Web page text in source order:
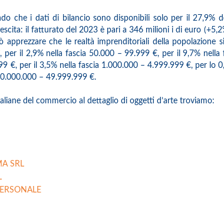
che i dati di bilancio sono disponibili solo per il 27,9%
il fatturato del 2023 è pari a 346 milioni i di euro
che le realtà imprenditoriali della popolazione
il 2,9% nella fascia 50.000 – 99.999 €, per il 9,7% nella
€, per il 3,5% nella fascia 1.000.000 – 4.999.999 €, per lo
– 49.999.999 €.
del commercio al dettaglio di oggetti d’arte troviamo:
SRL